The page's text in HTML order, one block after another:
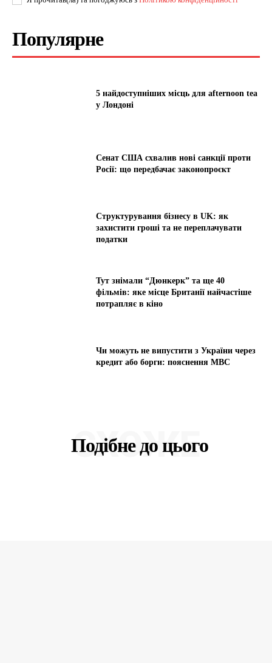
Популярне
5 найдоступніших місць для afternoon tea
у Лондоні
Сенат США схвалив нові санкції проти
Росії: що передбачає законопроєкт
Структурування бізнесу в UK: як
захистити гроші та не переплачувати
податки
Тут знімали “Дюнкерк” та ще 40
фільмів: яке місце Британії найчастіше
потрапляє в кіно
Чи можуть не випустити з України через
кредит або борги: пояснення МВС
Подібне до цього
СХОЖЕ